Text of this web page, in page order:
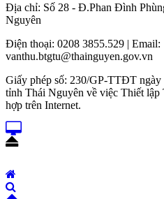
Địa chỉ: Số 28 - Đ.Phan Đình
Nguyên
Điện thoại: 0208 3855.529 | Email:
vanthu.btgtu@thainguyen.gov.vn
Giấy phép số: 230/GP-TTĐT
tỉnh Thái Nguyên về việc Thiết
hợp trên Internet.